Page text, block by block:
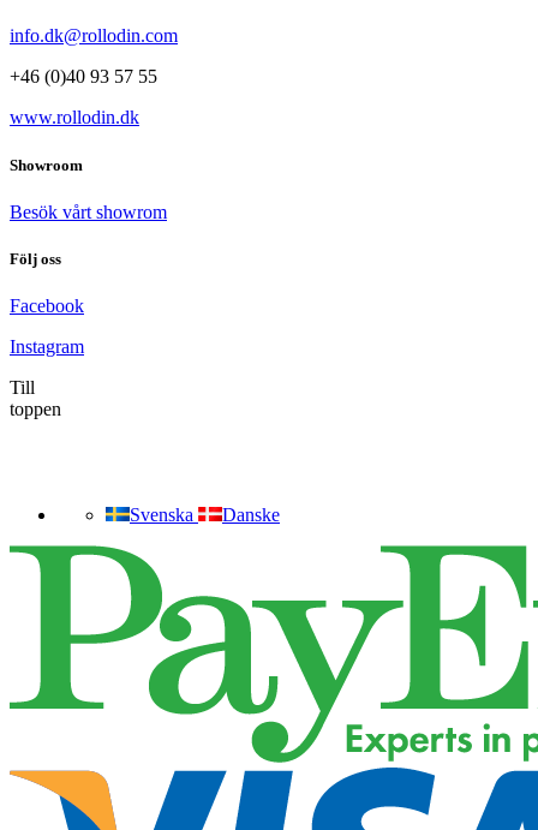
info.dk@rollodin.com
+46 (0)40 93 57 55
www.rollodin.dk
Showroom
Besök vårt showrom
Följ oss
Facebook
Instagram
Till
toppen
Svenska Danske